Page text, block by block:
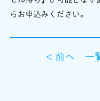
らお申込みください。
< 前へ 一